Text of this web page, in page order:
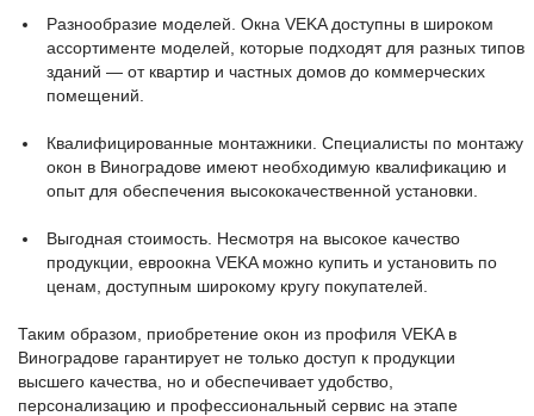
Разнообразие моделей. Окна VEKA доступны в широком
ассортименте моделей, которые подходят для разных типов
зданий — от квартир и частных домов до коммерческих
помещений.
Квалифицированные монтажники. Специалисты по монтажу
окон в Виноградове имеют необходимую квалификацию и
опыт для обеспечения высококачественной установки.
Выгодная стоимость. Несмотря на высокое качество
продукции, евроокна VEKA можно купить и установить по
ценам, доступным широкому кругу покупателей.
Таким образом, приобретение окон из профиля VEKA в
Виноградове гарантирует не только доступ к продукции
высшего качества, но и обеспечивает удобство,
персонализацию и профессиональный сервис на этапе